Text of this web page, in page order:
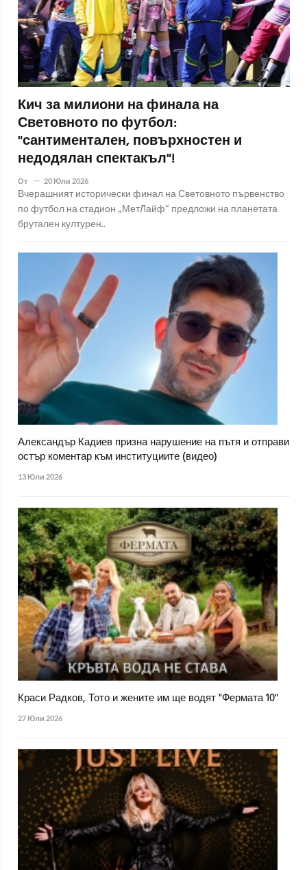
Кич за милиони на финала на
Световното по футбол:
"сантиментален, повърхностен и
недодялан спектакъл"!
От 20 Юли 2026
Вчерашният исторически финал на Световното първенство
по футбол на стадион „МетЛайф“ предложи на планетата
брутален културен..
Александър Кадиев призна нарушение на пътя и отправи
остър коментар към институциите (видео)
13 Юли 2026
Краси Радков, Тото и жените им ще водят "Фермата 10"
27 Юли 2026